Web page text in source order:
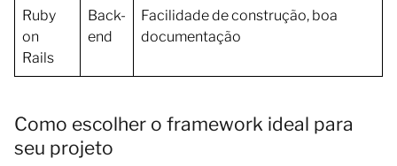
Ruby
on
Rails
Back-
end
Facilidade de construção, boa
documentação
Como escolher o framework ideal para
seu projeto